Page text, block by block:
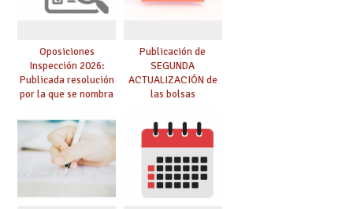
Oposiciones
Inspección 2026:
Publicada resolución
por la que se nombra
prácticas, se regulan
dichas prácticas y se
convoca acto público
de adjudicación
Publicación de
SEGUNDA
ACTUALIZACIÓN de
las bolsas
Cuerpo de Maestros
de especialidades
convocadas a
oposición